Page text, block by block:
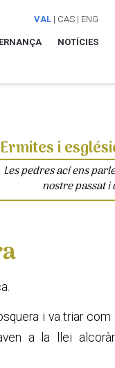
VAL| CAS| ENG
NOTÍCIES
Ermites i
Les pedres ací ens
nostre passat
i va triar com
a la llei